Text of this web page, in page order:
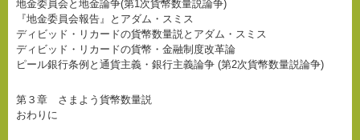
地金委員会と地金論争(第1次貨幣数量説論争)
『地金委員会報告』とアダム・スミス
ディビッド・リカードの貨幣数量説とアダム・スミス
ディビッド・リカードの貨幣・金融制度改革論
ピール銀行条例と通貨主義・銀行主義論争 (第2次貨幣数量説論争)
第３章 さまよう貨幣数量説
おわりに